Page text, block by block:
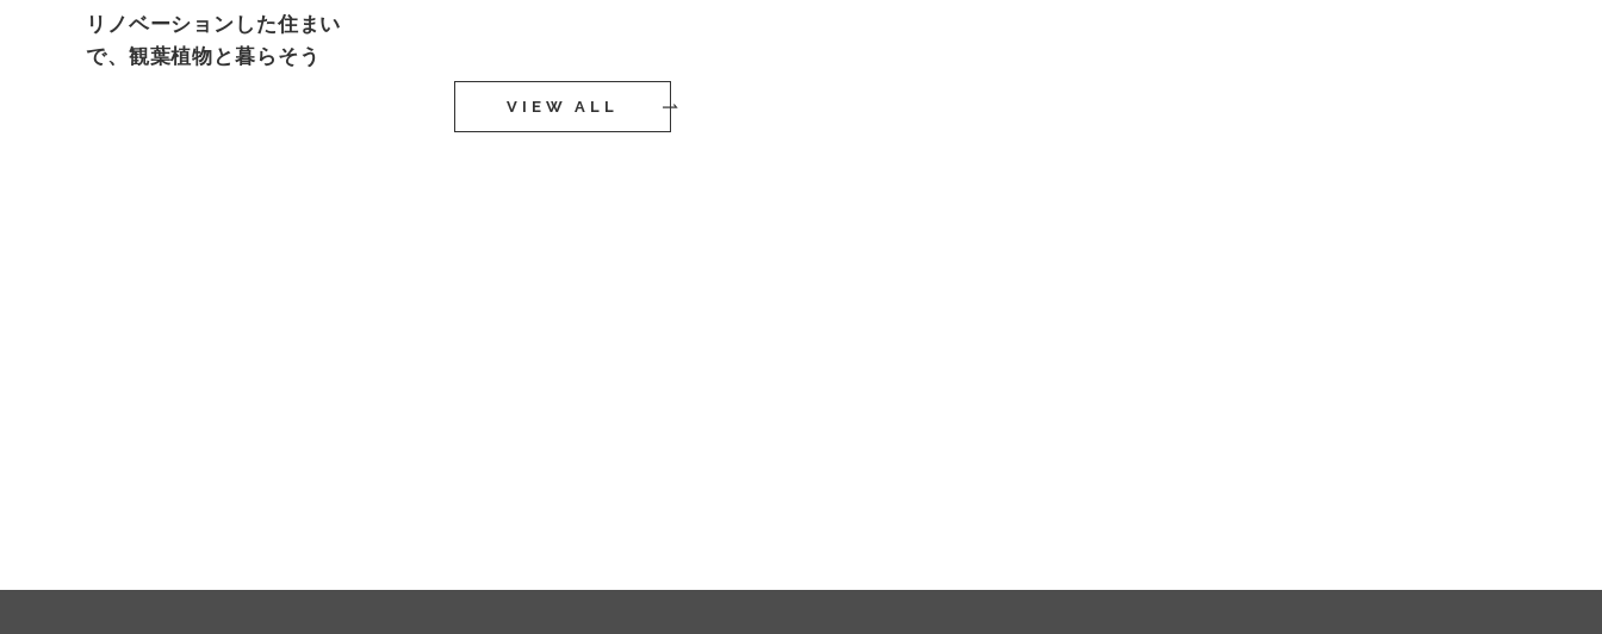
リノベーションした住まい
で、観葉植物と暮らそう
VIEW ALL